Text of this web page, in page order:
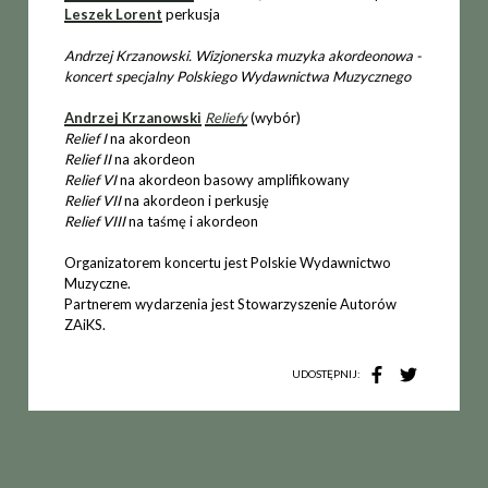
Leszek Lorent perkusja
Andrzej Krzanowski. Wizjonerska muzyka akordeonowa -
koncert specjalny Polskiego Wydawnictwa Muzycznego
Andrzej Krzanowski Reliefy (wybór)
Relief Ina akordeon
Relief IIna akordeon
Relief VIna akordeon basowy amplifikowany
Relief VIIna akordeon i perkusję
Relief VIIIna taśmę i akordeon
Organizatorem koncertu jest Polskie Wydawnictwo
Muzyczne.
Partnerem wydarzenia jest Stowarzyszenie Autorów
ZAiKS.
UDOSTĘPNIJ: